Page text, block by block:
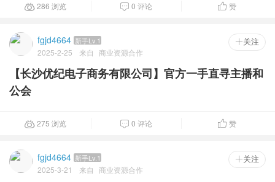
286 浏览  0 评论 赞
fgjd4664 新手Lv.1
2025-2-25 来自 商业资源合作
 关注
【长沙优纪电子商务有限公司】官方一手直寻主播和
公会
275 浏览  0 评论 赞
fgjd4664 新手Lv.1
2025-3-21 来自 商业资源合作
 关注